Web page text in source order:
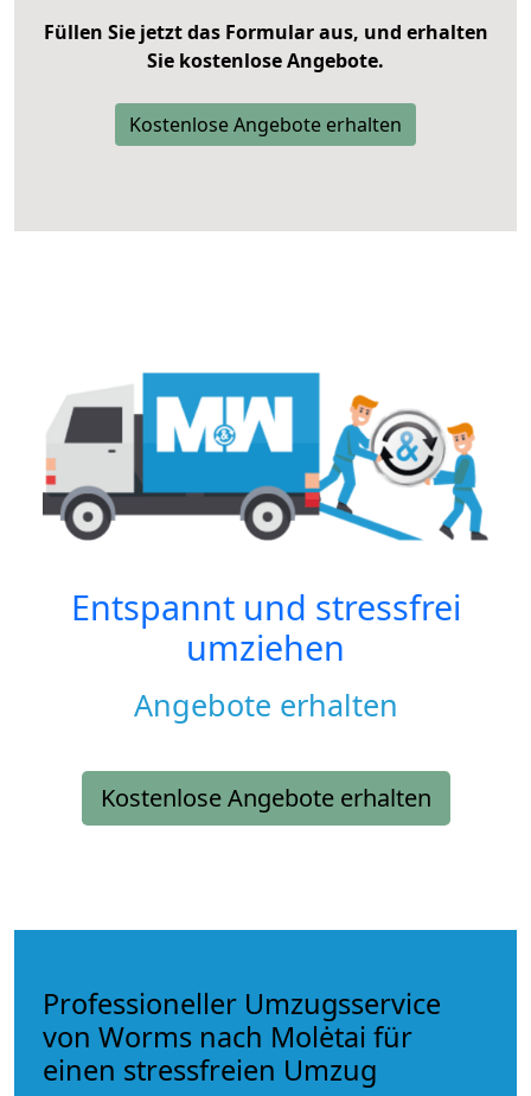
Füllen Sie jetzt das Formular aus, und erhalten
Sie kostenlose Angebote.
Kostenlose Angebote erhalten
Entspannt und stressfrei
umziehen
Angebote erhalten
Kostenlose Angebote erhalten
Professioneller Umzugsservice
von Worms nach Molėtai für
einen stressfreien Umzug